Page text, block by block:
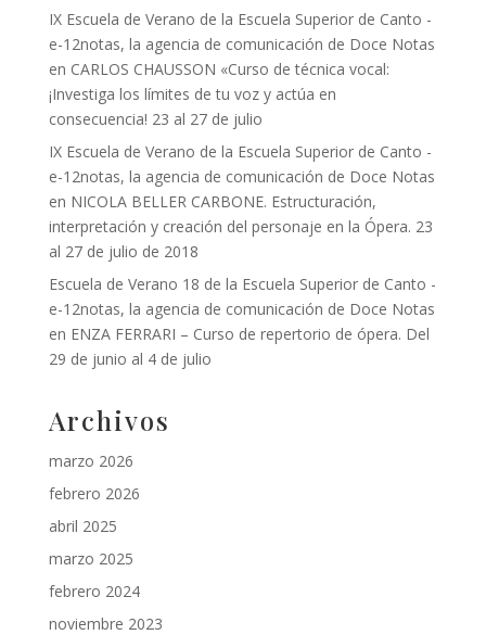
IX Escuela de Verano de la Escuela Superior de Canto -
e-12notas, la agencia de comunicación de Doce Notas
en CARLOS CHAUSSON «Curso de técnica vocal:
¡Investiga los límites de tu voz y actúa en
consecuencia! 23 al 27 de julio
IX Escuela de Verano de la Escuela Superior de Canto -
e-12notas, la agencia de comunicación de Doce Notas
en NICOLA BELLER CARBONE. Estructuración,
interpretación y creación del personaje en la Ópera. 23
al 27 de julio de 2018
Escuela de Verano 18 de la Escuela Superior de Canto -
e-12notas, la agencia de comunicación de Doce Notas
en ENZA FERRARI – Curso de repertorio de ópera. Del
29 de junio al 4 de julio
Archivos
marzo 2026
febrero 2026
abril 2025
marzo 2025
febrero 2024
noviembre 2023